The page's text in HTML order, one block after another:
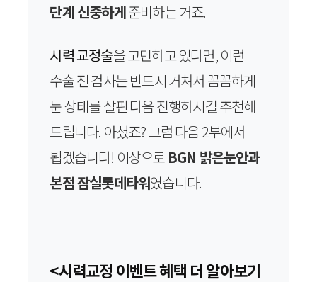
단계 신중하게준비하는 거죠.
시력 교정술을 고민하고 있다면, 이런
수술 전 검사는 반드시 거쳐서 꼼꼼하게
눈 상태를 살핀 다음 진행하시길 추천해
드립니다. 아셨죠? 그럼 다음 2부에서
뵙겠습니다! 이상으로 BGN 밝은눈안과
본점 잠실롯데타워였습니다.
<시력교정 이벤트 혜택 더 알아보기